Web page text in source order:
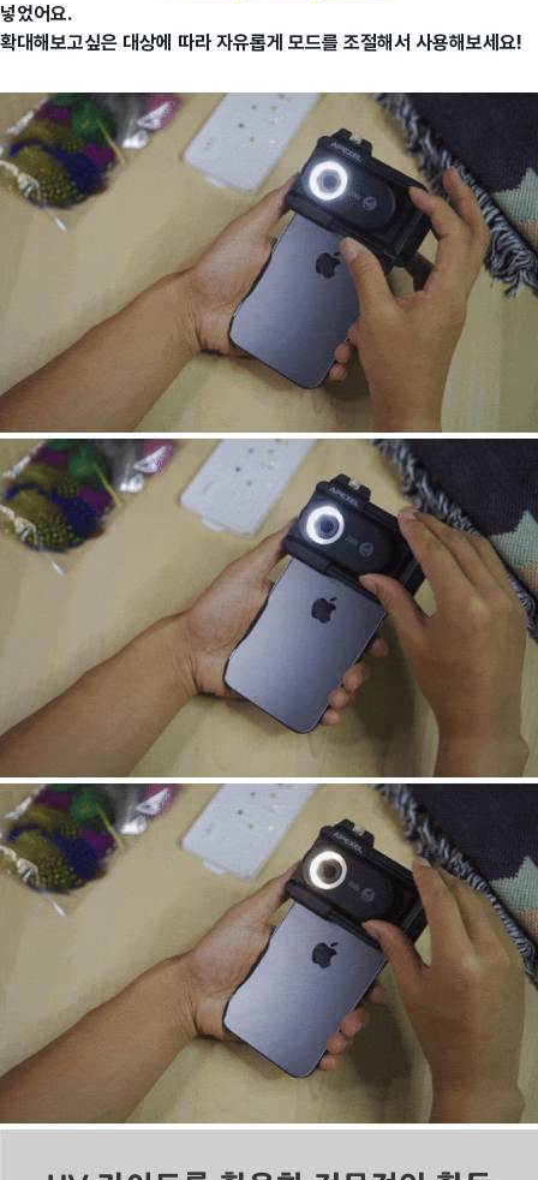
넣었어요.
확대해보고싶은 대상에 따라 자유롭게 모드를 조절해서 사용해보세요!